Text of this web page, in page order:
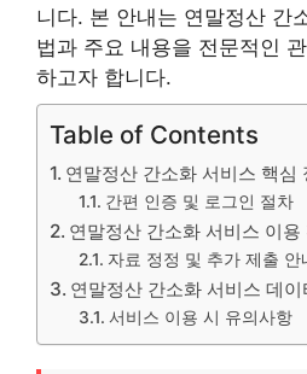
니다. 본 안내는 연말정산 간
법과 주요 내용을 전문적인
하고자 합니다.
Table of Contents
연말정산 간소화 서비스 핵심
간편 인증 및 로그인 절차
연말정산 간소화 서비스 이
자료 정정 및 추가 제출 안
연말정산 간소화 서비스 데
서비스 이용 시 유의사항